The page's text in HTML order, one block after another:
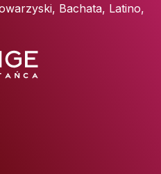
Bachata, Latino,